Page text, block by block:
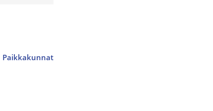
Paikkakunnat